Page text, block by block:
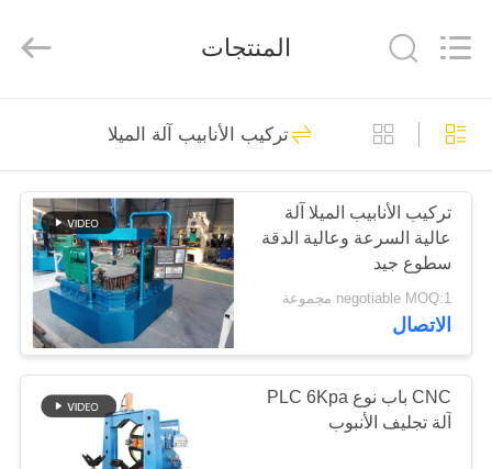
منزل،
بيت
منتجات
عرض
الواقع
الافتراضي
معلومات
Co.,
Ltd..
Reserved.
ECER
آلة تشكيل الكوع
الساخن
آلة تشكيل الباردة
الكوع
52
المنتجات
تركيب الأنابيب آلة الميلا
تركيب الأنابيب الميلا آلة
عالية السرعة وعالية الدقة
سطوع جيد
negotiable MOQ:1 مجموعة
الاتصال
CNC باب نوع PLC 6Kpa
آلة تجليف الأنبوب